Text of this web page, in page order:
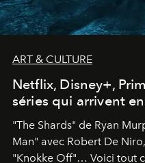
ART & CULTURE
Netflix, Disney+,
séries qui arrivent
"The Shards" de Ryan
Man" avec Robert De
"Knokke Off"… Voici tout